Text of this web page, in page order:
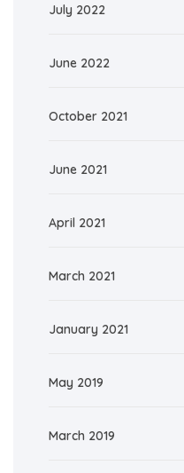
July 2022
June 2022
October 2021
June 2021
April 2021
March 2021
January 2021
May 2019
March 2019